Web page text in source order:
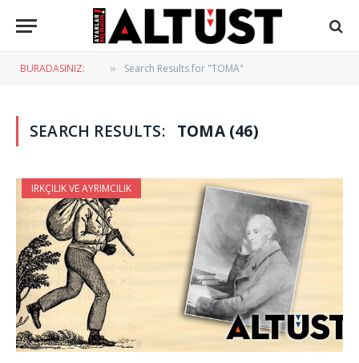
BURADASINIZ: » Search Results for "TOMA"
SEARCH RESULTS: TOMA (46)
IRKÇILIK VE AYRIMCILIK